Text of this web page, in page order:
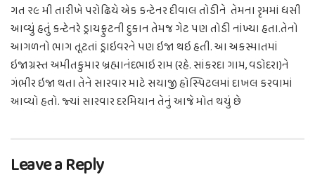
ગત ૨૯ મી તારીખે પરોઢિયે એક કન્ટેનર દીવાલ તોડીને તેમના રૃમમાં ધસી
આવ્યું હતું કન્ટેનરે ડ્રાયફ્રુટની દુકાન તેમજ ગેટ પણ તોડી નાંખ્યા હતા.તેનો
આગળનો ભાગ તૂટતાં ડ્રાઇવરને પણ ઇજા થઇ હતી. આ અકસ્માતમાં
ઇજાગ્રસ્ત અમીતકુમાર બ્રહ્માનંદભાઇ રામ (રહે. સાંકરદા ગામ, વડોદરા)ને
ગંભીર ઇજા થતા તેને સારવાર માટે સયાજી હોસ્પિટલમાં દાખલ કરવામાં
આવ્યો હતો. જ્યાં સારવાર દરમિયાન તેનું આજે મોત થયું છે
Leave a Reply